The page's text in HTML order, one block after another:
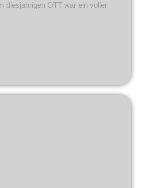
diesjährigen OTT war ein voller